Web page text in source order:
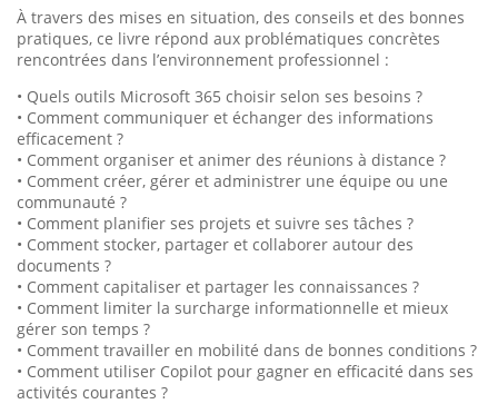
À travers des mises en situation, des conseils et des bonnes
pratiques, ce livre répond aux problématiques concrètes
rencontrées dans l’environnement professionnel :
• Quels outils Microsoft 365 choisir selon ses besoins ?
• Comment communiquer et échanger des informations
efficacement ?
• Comment organiser et animer des réunions à distance ?
• Comment créer, gérer et administrer une équipe ou une
communauté ?
• Comment planifier ses projets et suivre ses tâches ?
• Comment stocker, partager et collaborer autour des
documents ?
• Comment capitaliser et partager les connaissances ?
• Comment limiter la surcharge informationnelle et mieux
gérer son temps ?
• Comment travailler en mobilité dans de bonnes conditions ?
• Comment utiliser Copilot pour gagner en efficacité dans ses
activités courantes ?